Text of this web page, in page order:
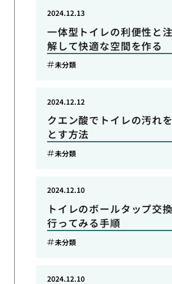
一体型トイレの利便性と
解して快適な空間を作る
2024.12.13
未分類
クエン酸でトイレの汚れ
とす方法
2024.12.12
未分類
トイレのボールタップ交
行ってみる手順
2024.12.10
未分類
2024.12.10